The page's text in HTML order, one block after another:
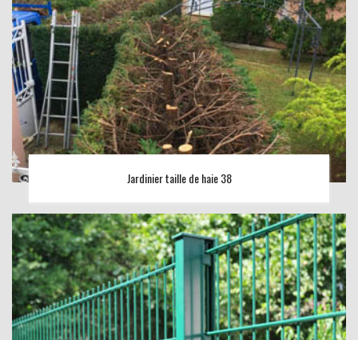
Jardinier taille de haie 38